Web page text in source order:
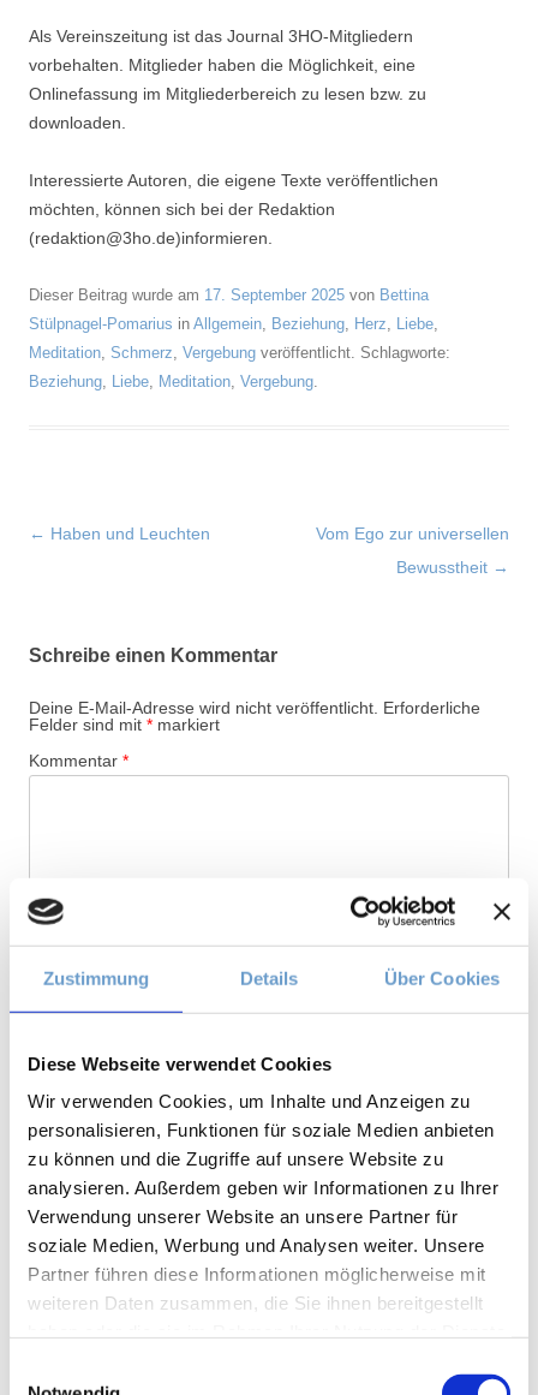
Zustimmung Details Über Cookies
Diese Webseite verwendet Cookies
Wir verwenden Cookies, um Inhalte und Anzeigen zu
personalisieren, Funktionen für soziale Medien anbieten
zu können und die Zugriffe auf unsere Website zu
analysieren. Außerdem geben wir Informationen zu Ihrer
Verwendung unserer Website an unsere Partner für
soziale Medien, Werbung und Analysen weiter. Unsere
Partner führen diese Informationen möglicherweise mit
weiteren Daten zusammen, die Sie ihnen bereitgestellt
Als Vereinszeitung ist das Journal 3HO-Mitgliedern
vorbehalten. Mitglieder haben die Möglichkeit, eine
Onlinefassung im Mitgliederbereich zu lesen bzw. zu
downloaden.
Interessierte Autoren, die eigene Texte veröffentlichen
möchten, können sich bei der Redaktion
(redaktion@3ho.de)informieren.
Dieser Beitrag wurde am 17. September 2025 von Bettina
Stülpnagel-Pomarius in Allgemein, Beziehung, Herz, Liebe,
Meditation, Schmerz, Vergebung veröffentlicht. Schlagworte:
Beziehung, Liebe, Meditation, Vergebung.
Beitragsnavigation
← Haben und Leuchten
Vom Ego zur universellen
Bewusstheit →
Schreibe einen Kommentar
Deine E-Mail-Adresse wird nicht veröffentlicht. Erforderliche
Felder sind mit * markiert
Kommentar *
E-Mail-Adresse*
Website